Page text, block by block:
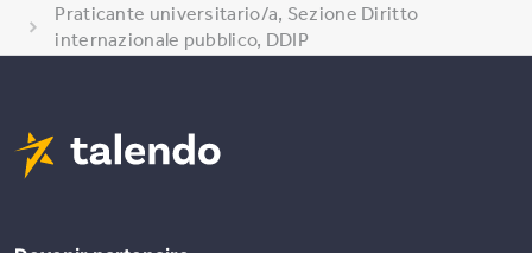
Praticante universitario/a, Sezione Diritto
internazionale pubblico, DDIP